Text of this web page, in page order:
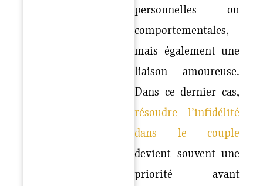
personnelles ou
comportementales,
mais également une
liaison amoureuse.
Dans ce dernier cas,
résoudre l’infidélité
dans le couple
devient souvent une
priorité avant